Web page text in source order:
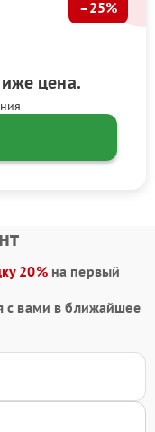
цена.
–25%
20%на первый
с вами в ближайшее